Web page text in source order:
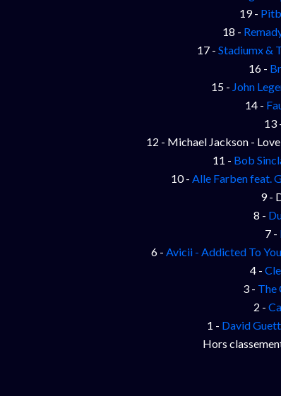
19 -
18 -
17 - Stadiumx &
16 -
15 - John
14 -
13
12 - Michael Jackson -
11 - Bob
10 - Alle Farben feat.
9 -
8 -
7 -
6 - Avicii - Addicted To You
4 -
3 - The
2 -
1 - David
Hors